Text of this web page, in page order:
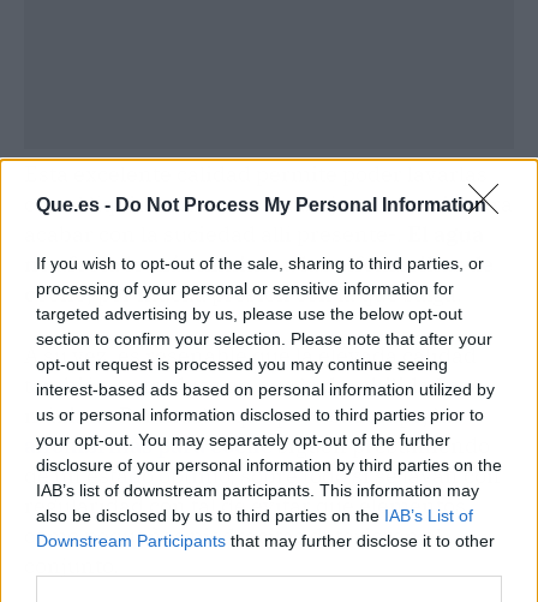
Que.es - Do Not Process My Personal Information
If you wish to opt-out of the sale, sharing to third parties, or
processing of your personal or sensitive information for
targeted advertising by us, please use the below opt-out
section to confirm your selection. Please note that after your
opt-out request is processed you may continue seeing
interest-based ads based on personal information utilized by
us or personal information disclosed to third parties prior to
your opt-out. You may separately opt-out of the further
disclosure of your personal information by third parties on the
IAB’s list of downstream participants. This information may
also be disclosed by us to third parties on the IAB’s List of
Downstream Participants that may further disclose it to other
con el líquido elemento -la mejor sustancia para
no afecta lo más mínimo a las alfombrillas de
coche, por mucha presión con la que salga.
A su vez, es reseñable que la elevada calidad
también se traduce en que la durabilidad sea
máxima. Por mucho que pase el tiempo, las
alfombrillas para cochesiguen presumiendo
de un estado óptimo, sobre todo si se lavan con
regularidad con tal de evitar que elementos
como pequeñas piedrecitas deterioren el